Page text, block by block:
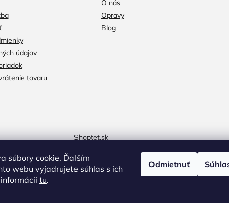
súbory cookie. Ďalším
webu vyjadrujete súhlas s ich
tu.
Odmietnuť
údajov
tovaru
O nás
Opravy
Blog
Shoptet.sk